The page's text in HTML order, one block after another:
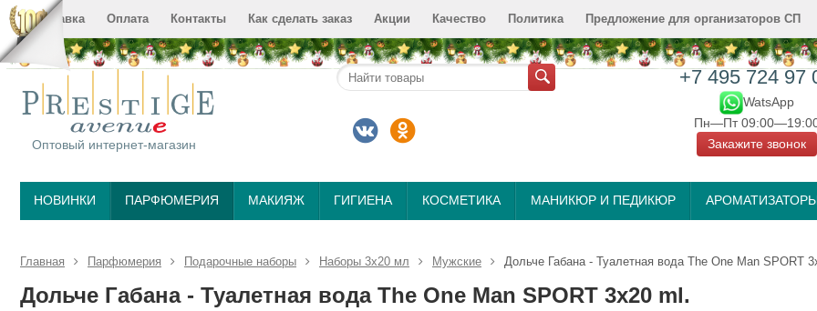
Доставка Оплата Контакты Как сделать заказ Акции Качество Политика Предложение для организаторов СП
Оптовый интернет-магазин
+7 495 724 97
WatsApp
Пн—Пт
Закажите звонок
НОВИНКИ ПАРФЮМЕРИЯ МАКИЯЖ ГИГИЕНА КОСМЕТИКА МАНИКЮР И ПЕДИКЮР
Главная Парфюмерия Подарочные наборы Наборы 3х20 мл Мужские Дольче Габана - Туалетная вода The One Man SPORT
Дольче Габана - Туалетная вода The One Man SPORT 3х20 ml.